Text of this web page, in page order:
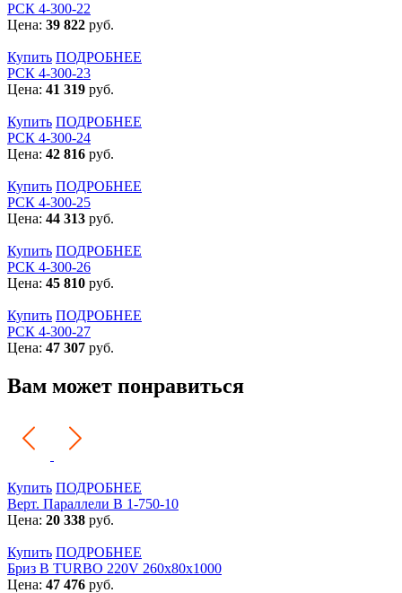
РСК 4-300-22
Цена: 39 822 руб.
Купить ПОДРОБНЕЕ
РСК 4-300-23
Цена: 41 319 руб.
Купить ПОДРОБНЕЕ
РСК 4-300-24
Цена: 42 816 руб.
Купить ПОДРОБНЕЕ
РСК 4-300-25
Цена: 44 313 руб.
Купить ПОДРОБНЕЕ
РСК 4-300-26
Цена: 45 810 руб.
Купить ПОДРОБНЕЕ
РСК 4-300-27
Цена: 47 307 руб.
Вам может понравиться
Купить ПОДРОБНЕЕ
Верт. Параллели В 1-750-10
Цена: 20 338 руб.
Купить ПОДРОБНЕЕ
Бриз В TURBO 220V 260х80х1000
Цена: 47 476 руб.